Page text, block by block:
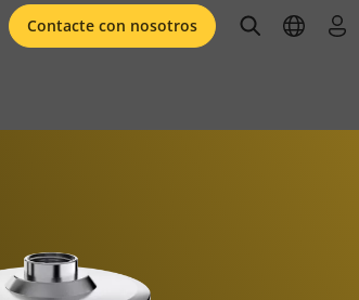
Contacte con nosotros openopen